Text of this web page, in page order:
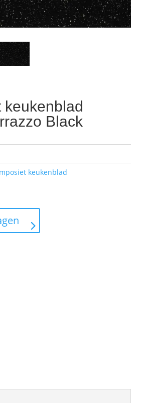
keukenblad
Black
keukenblad